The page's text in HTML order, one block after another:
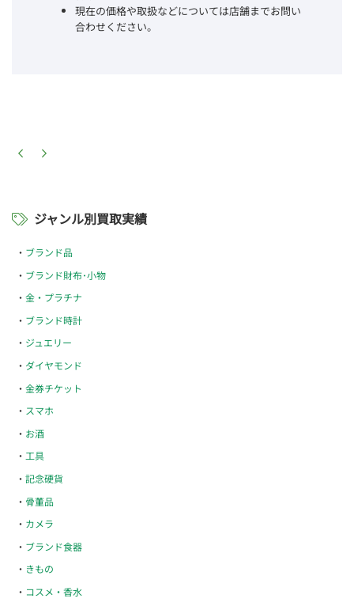
現在の価格や取扱などについては店舗までお問い
合わせください。
ジャンル別買取実績
ブランド品
ブランド財布･小物
金・プラチナ
ブランド時計
ジュエリー
ダイヤモンド
金券チケット
スマホ
お酒
工具
記念硬貨
骨董品
カメラ
ブランド食器
きもの
コスメ・香水